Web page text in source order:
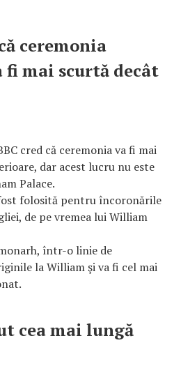
ceremonia
mai scurtă decât
cred că ceremonia va fi mai
dar acest lucru nu este
Palace.
folosită pentru încoronările
de pe vremea lui William
într-o linie de
la William şi va fi cel mai
cea mai lungă